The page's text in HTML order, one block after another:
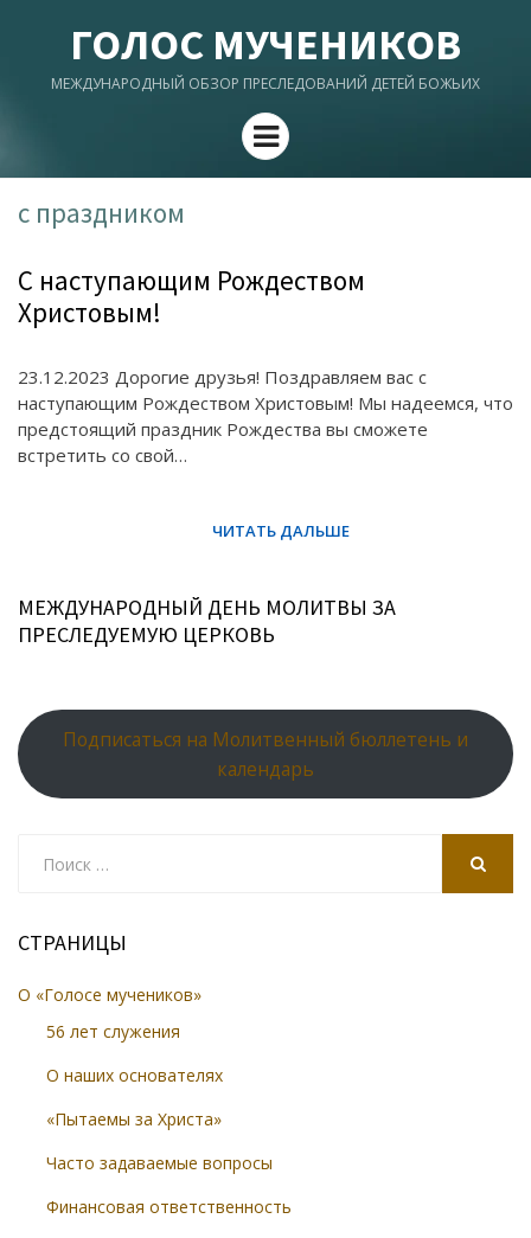
ГОЛОС МУЧЕНИКОВ
МЕЖДУНАРОДНЫЙ ОБЗОР ПРЕСЛЕДОВАНИЙ ДЕТЕЙ БОЖЬИХ
Menu
с праздником
С наступающим Рождеством
Христовым!
23.12.2023 Дорогие друзья! Поздравляем вас с
наступающим Рождеством Христовым! Мы надеемся, что
предстоящий праздник Рождества вы сможете
встретить со свой…
МЕЖДУНАРОДНЫЙ ДЕНЬ МОЛИТВЫ ЗА
ПРЕСЛЕДУЕМУЮ ЦЕРКОВЬ
Подписаться на Молитвенный бюллетень и
календарь
СТРАНИЦЫ
О «Голосе мучеников»
56 лет служения
О наших основателях
«Пытаемы за Христа»
Часто задаваемые вопросы
Финансовая ответственность